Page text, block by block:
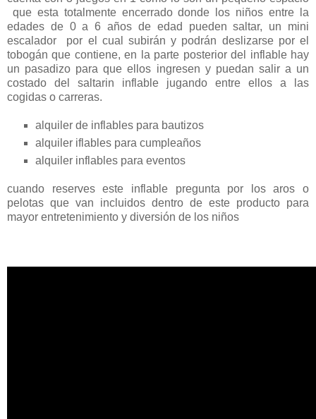
que esta totalmente encerrado donde los niños entre la
edades de 0 a 6 años de edad pueden saltar, un mini
escalador por el cual subirán y podrán deslizarse por el
tobogán que contiene, en la parte posterior del inflable hay
un pasadizo para que ellos ingresen y puedan salir a un
costado del saltarin inflable jugando entre ellos a las
cogidas o carreras.
alquiler de inflables para bautizos
alquiler iflables para cumpleaños
alquiler inflables para eventos
cuando reserves este inflable pregunta por los aros o
pelotas que van incluidos dentro de este producto para
mayor entretenimiento y diversión de los niños